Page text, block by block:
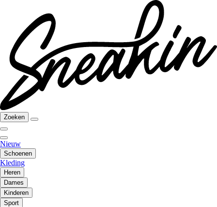
Zoeken
Nieuw
Schoenen
Kleding
Heren
Dames
Kinderen
Sport